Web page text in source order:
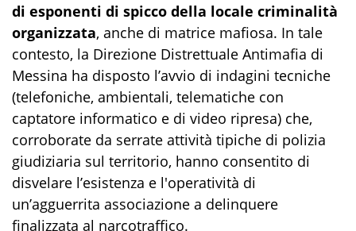
di esponenti di spicco della locale criminalità
organizzata, anche di matrice mafiosa. In tale
contesto, la Direzione Distrettuale Antimafia di
Messina ha disposto l’avvio di indagini tecniche
(telefoniche, ambientali, telematiche con
captatore informatico e di video ripresa) che,
corroborate da serrate attività tipiche di polizia
giudiziaria sul territorio, hanno consentito di
disvelare l’esistenza e l'operatività di
un’agguerrita associazione a delinquere
finalizzata al narcotraffico.